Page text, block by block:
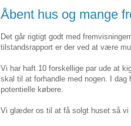
Åbent hus og mange
Det går rigtigt godt med
tilstandsrapport er der ved at være
Vi har haft 10 forskellige par ude at
skal til at forhandle med nogen. I
potentielle købere.
Vi glæder os til at få solgt huset så vi